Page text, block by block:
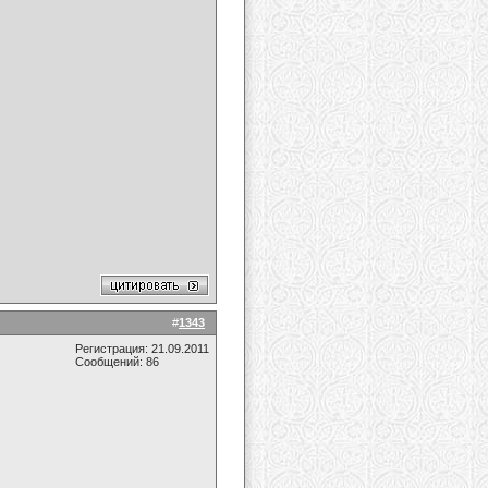
#1343
Регистрация: 21.09.2011
Сообщений: 86